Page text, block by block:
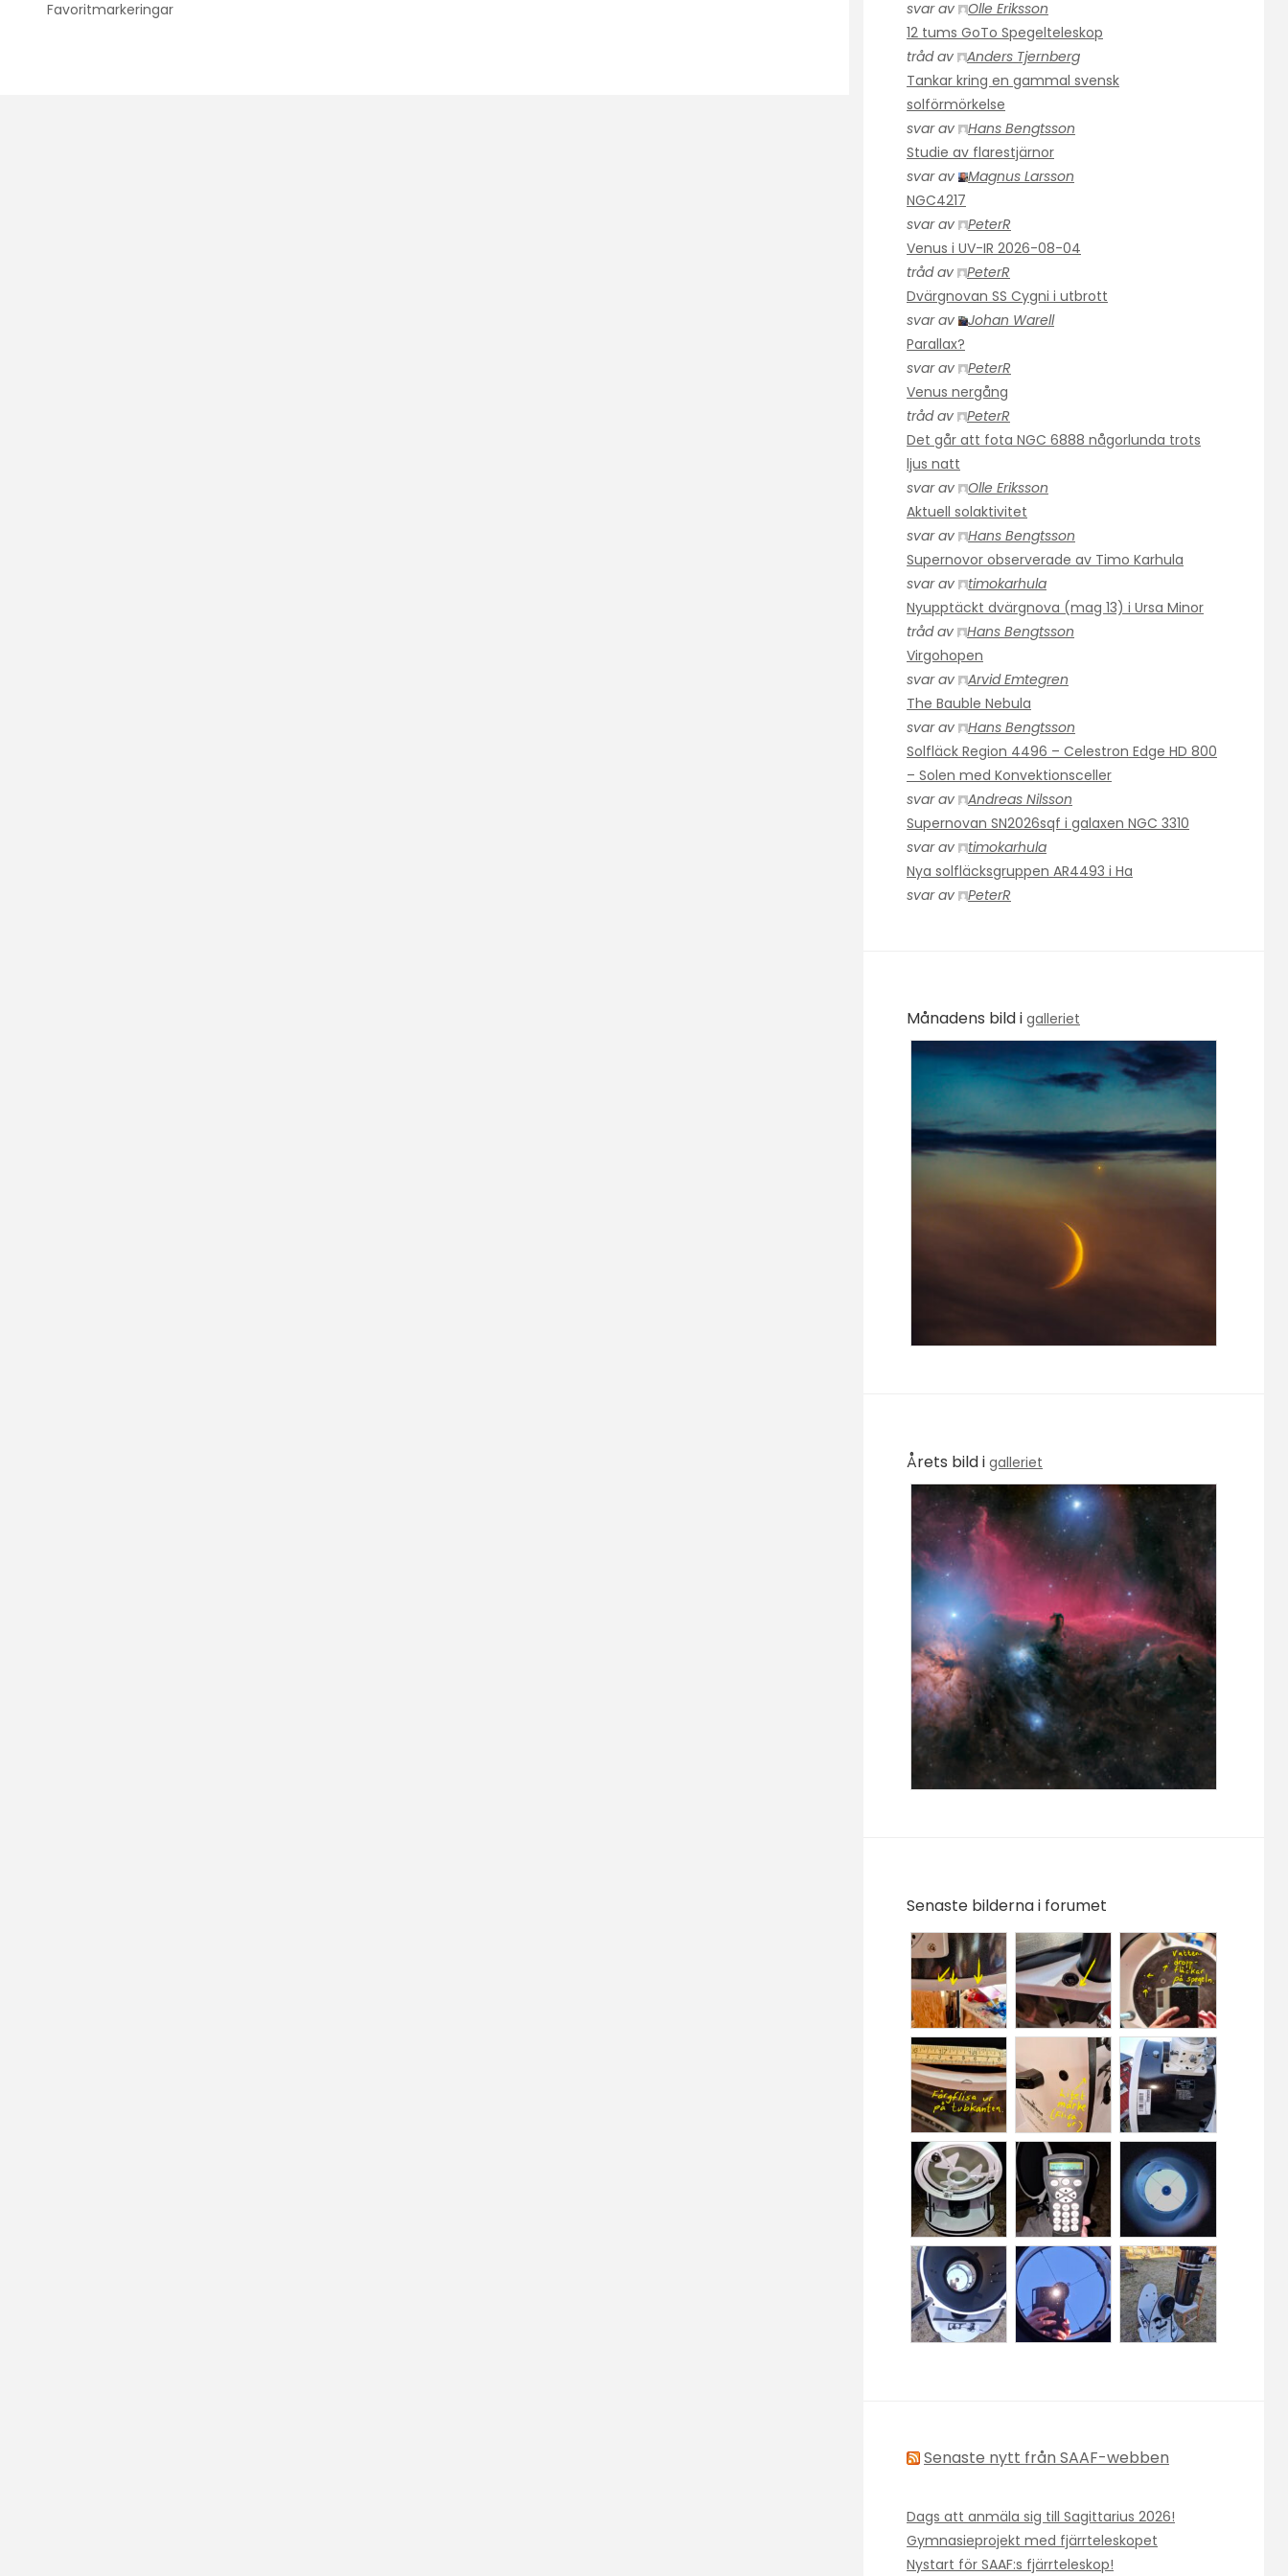
Favoritmarkeringar svar av
Olle Eriksson
12 tums GoTo Spegelteleskop
tråd av
Anders Tjernberg
Tankar kring en gammal svensk
solförmörkelse
svar av
Hans Bengtsson
Studie av flarestjärnor
svar av
Magnus Larsson
NGC4217
svar av
PeterR
Venus i UV-IR 2026-08-04
tråd av
PeterR
Dvärgnovan SS Cygni i utbrott
svar av
Johan Warell
Parallax?
svar av
PeterR
Venus nergång
tråd av
PeterR
Det går att fota NGC 6888 någorlunda trots
ljus natt
svar av
Olle Eriksson
Aktuell solaktivitet
svar av
Hans Bengtsson
Supernovor observerade av Timo Karhula
svar av
timokarhula
Nyupptäckt dvärgnova (mag 13) i Ursa Minor
tråd av
Hans Bengtsson
Virgohopen
svar av
Arvid Emtegren
The Bauble Nebula
svar av
Hans Bengtsson
Solfläck Region 4496 – Celestron Edge HD 800
– Solen med Konvektionsceller
svar av
Andreas Nilsson
Supernovan SN2026sqf i galaxen NGC 3310
svar av
timokarhula
Nya solfläcksgruppen AR4493 i Ha
svar av
PeterR
Månadens bild i galleriet
Årets bild i galleriet
Senaste bilderna i forumet
Senaste nytt från SAAF-webben
Dags att anmäla sig till Sagittarius 2026!
Gymnasieprojekt med fjärrteleskopet
Nystart för SAAF:s fjärrteleskop!